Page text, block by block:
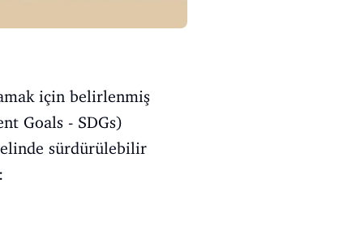
için belirlenmiş
Goals - SDGs)
sürdürülebilir